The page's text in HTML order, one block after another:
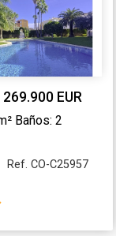
269.900 EUR
Baños: 2
Ref. CO-C25957